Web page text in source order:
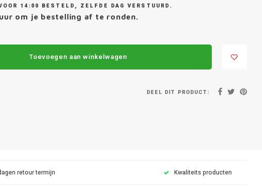
14:00 BESTELD, ZELFDE DAG VERSTUURD.
uur om je bestelling af te ronden.
Toevoegen aan winkelwagen
DEEL DIT PRODUCT:
retour termijn Kwaliteits producten